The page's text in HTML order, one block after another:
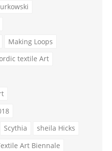
Making Loops
textile Art
Scythia
sheila Hicks
Art Biennale